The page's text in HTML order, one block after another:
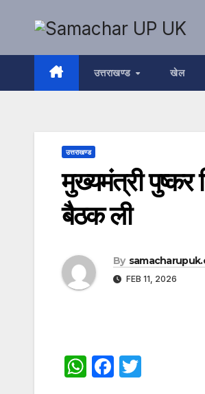
उत्तराखण्ड खेल
उत्तराखण्ड
मुख्यमंत्री पुष्कर
बैठक ली
By
FEB 11, 2026
W F